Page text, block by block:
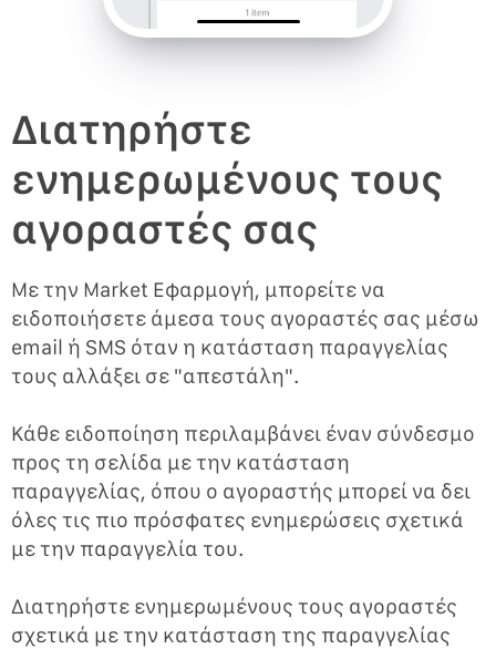
Διατηρήστε
ενημερωμένους τους
αγοραστές σας
Με την Market Εφαρμογή, μπορείτε να
ειδοποιήσετε άμεσα τους αγοραστές σας μέσω
email ή SMS όταν η κατάσταση παραγγελίας
τους αλλάξει σε "απεστάλη".
Κάθε ειδοποίηση περιλαμβάνει έναν σύνδεσμο
προς τη σελίδα με την κατάσταση
παραγγελίας, όπου ο αγοραστής μπορεί να δει
όλες τις πιο πρόσφατες ενημερώσεις σχετικά
με την παραγγελία του.
Διατηρήστε ενημερωμένους τους αγοραστές
σχετικά με την κατάσταση της παραγγελίας